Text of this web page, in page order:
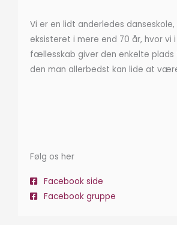
Vi er en lidt anderledes
eksisteret i mere end 70 år, hvor
fællesskab giver den enkelte
den man allerbedst kan lide at
Følg os her
Facebook side
Facebook gruppe